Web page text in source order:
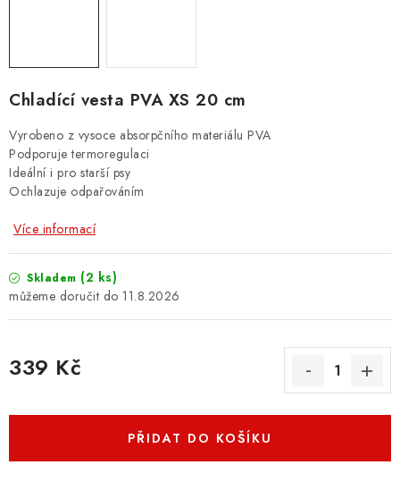
Jak vyměnit či vrátit zboží
Podmínky ochrany osobních údajů
Obchodní podmínky
Doprava a platba Moje objednávka
Chladící vesta PVA XS 20 cm
Vyrobeno z vysoce absorpčního materiálu PVA
Podporuje termoregulaci
Ideální i pro starší psy
Ochlazuje odpařováním
Více informací
Skladem (2 ks)
11.8.2026
339 Kč
PŘIDAT DO KOŠÍKU